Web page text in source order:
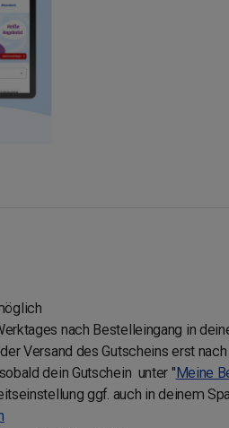
nach Bestelleingang in
Versand des Gutscheins erst
dein Gutschein unter "Meine
ggf. auch in deinem